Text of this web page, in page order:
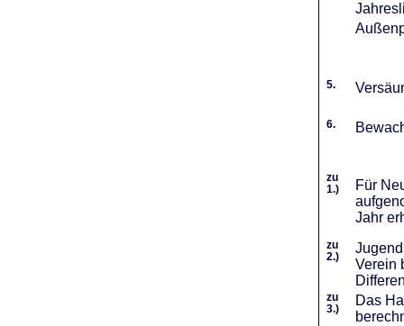
5.
6.
zu
1.)
Für
Jahr
zu
2.)
Verein
zu
3.)
Das